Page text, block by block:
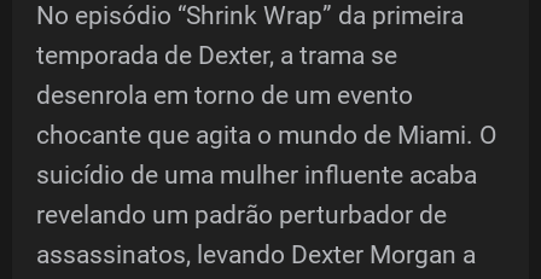
No episódio “Shrink Wrap” da primeira
temporada de Dexter, a trama se
desenrola em torno de um evento
chocante que agita o mundo de Miami. O
suicídio de uma mulher influente acaba
revelando um padrão perturbador de
assassinatos, levando Dexter Morgan a